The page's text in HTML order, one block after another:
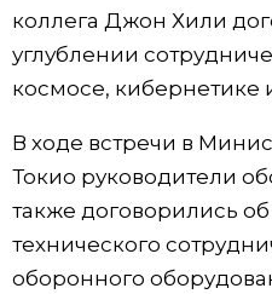
Люди
Политика
Экономика
Популярные статьи
Японский калейдоскоп
Семья
коллега Джон Хили
углублении
космосе, кибернетике
В ходе встречи в
Токио руководители
также договорились
технического
оборонного